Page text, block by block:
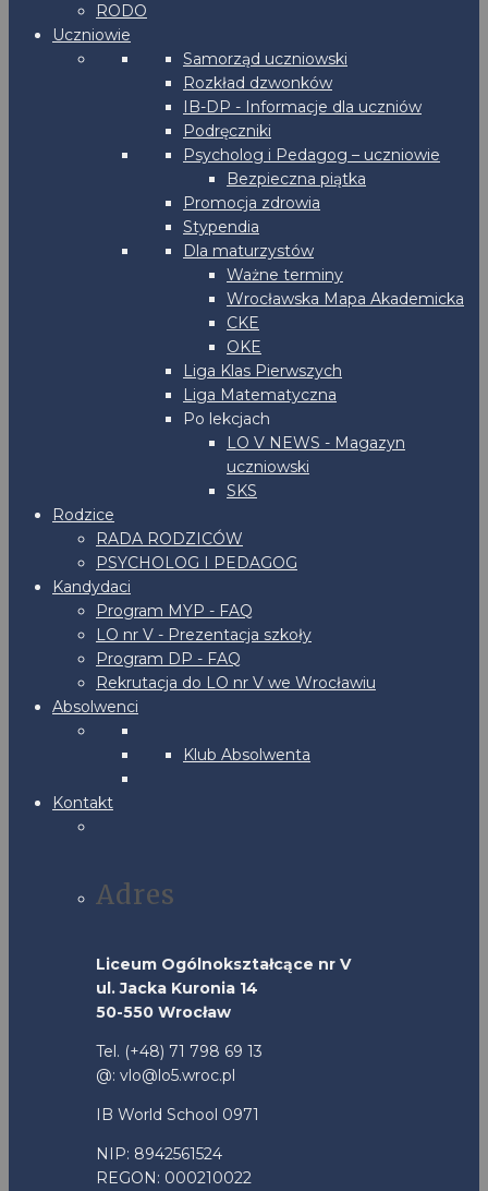
RODO
Uczniowie
Samorząd uczniowski
Rozkład dzwonków
IB-DP - Informacje dla uczniów
Podręczniki
Psycholog i Pedagog – uczniowie
Bezpieczna piątka
Promocja zdrowia
Stypendia
Dla maturzystów
Ważne terminy
Wrocławska Mapa Akademicka
CKE
OKE
Liga Klas Pierwszych
Liga Matematyczna
Po lekcjach
LO V NEWS - Magazyn
uczniowski
SKS
Rodzice
RADA RODZICÓW
PSYCHOLOG I PEDAGOG
Kandydaci
Program MYP - FAQ
LO nr V - Prezentacja szkoły
Program DP - FAQ
Rekrutacja do LO nr V we Wrocławiu
Absolwenci
Klub Absolwenta
Kontakt
Adres
Liceum Ogólnokształcące nr V
ul. Jacka Kuronia 14
50-550 Wrocław
Tel. (+48) 71 798 69 13
@: vlo@lo5.wroc.pl
IB World School 0971
NIP: 8942561524
REGON: 000210022